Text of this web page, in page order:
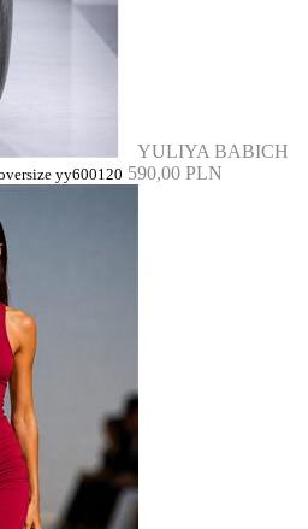
YULIYA BABICH
yy600120 590,00 PLN